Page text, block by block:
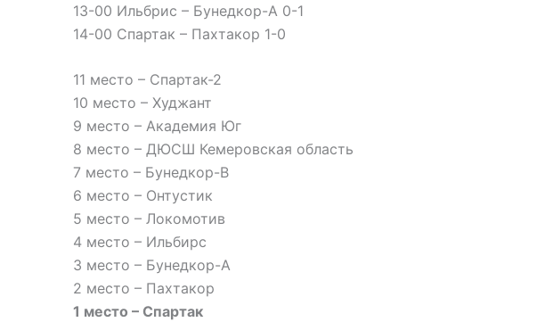
13-00 Ильбрис – Бунедкор-А 0-1
14-00 Спартак – Пахтакор 1-0
11 место – Спартак-2
10 место – Худжант
9 место – Академия Юг
8 место – ДЮСШ Кемеровская область
7 место – Бунедкор-В
6 место – Онтустик
5 место – Локомотив
4 место – Ильбирс
3 место – Бунедкор-А
2 место – Пахтакор
1 место – Спартак